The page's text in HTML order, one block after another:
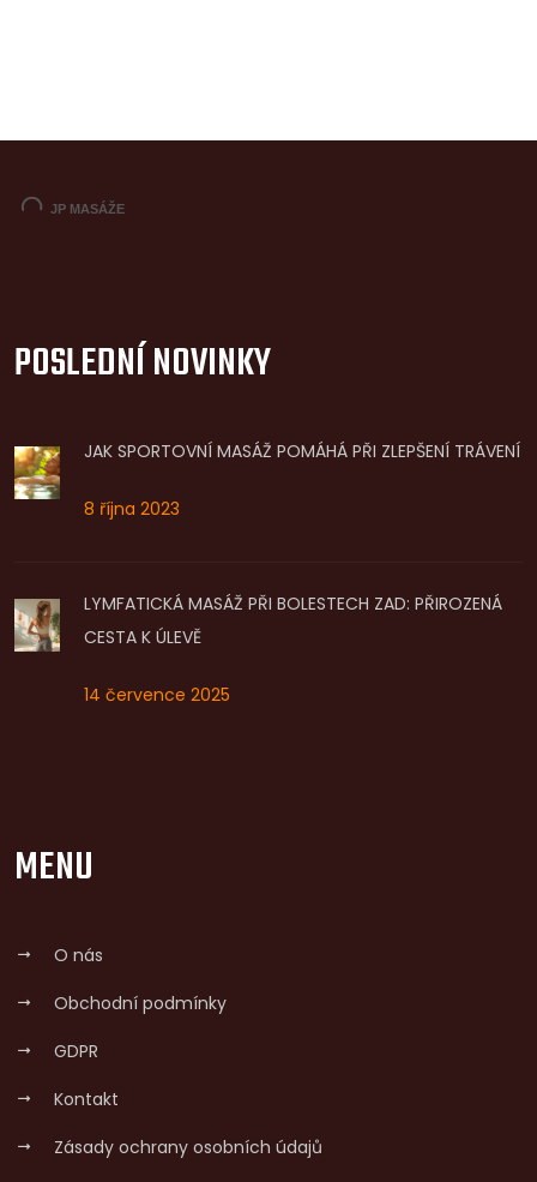
POSLEDNÍ NOVINKY
JAK SPORTOVNÍ MASÁŽ POMÁHÁ PŘI ZLEPŠENÍ TRÁVENÍ
8 října 2023
LYMFATICKÁ MASÁŽ PŘI BOLESTECH ZAD: PŘIROZENÁ
CESTA K ÚLEVĚ
14 července 2025
MENU
O nás
Obchodní podmínky
GDPR
Kontakt
Zásady ochrany osobních údajů